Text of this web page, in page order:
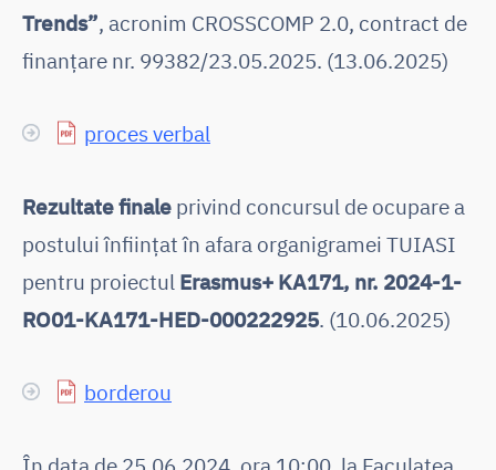
Trends”, acronim CROSSCOMP 2.0, contract de
finanțare nr. 99382/23.05.2025. (13.06.2025)
proces verbal
Rezultate finale privind concursul de ocupare a
postului înființat în afara organigramei TUIASI
pentru proiectul Erasmus+ KA171, nr. 2024-1-
RO01-KA171-HED-000222925. (10.06.2025)
borderou